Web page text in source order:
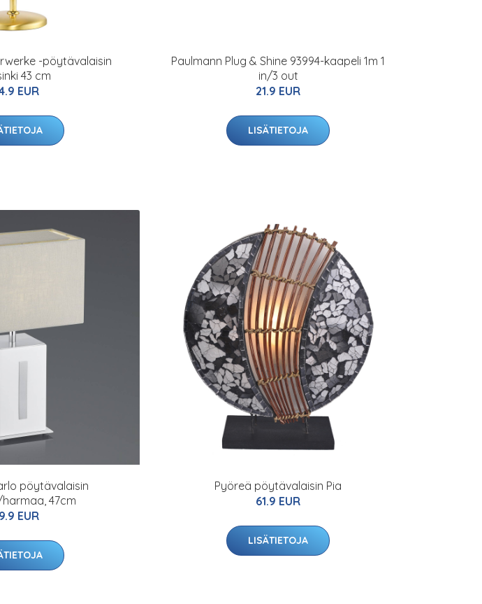
-pöytävalaisin
43 cm
EUR
Paulmann Plug & Shine 93994-kaapeli 1m 1
in/3 out
21.9 EUR
LISÄTIETOJA
pöytävalaisin
47cm
EUR
Pyöreä pöytävalaisin Pia
61.9 EUR
LISÄTIETOJA